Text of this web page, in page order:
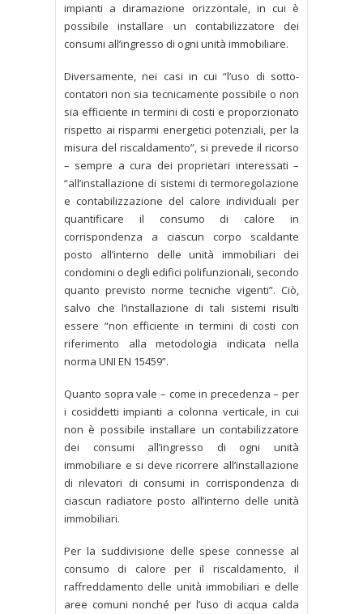
impianti a diramazione orizzontale, in cui è
possibile installare un contabilizzatore dei
consumi all’ingresso di ogni unità immobiliare.
Diversamente, nei casi in cui “l’uso di sotto-
contatori non sia tecnicamente possibile o non
sia efficiente in termini di costi e proporzionato
rispetto ai risparmi energetici potenziali, per la
misura del riscaldamento”, si prevede il ricorso
– sempre a cura dei proprietari interessati –
“all’installazione di sistemi di termoregolazione
e contabilizzazione del calore individuali per
quantificare il consumo di calore in
corrispondenza a ciascun corpo scaldante
posto all’interno delle unità immobiliari dei
condomini o degli edifici polifunzionali, secondo
quanto previsto norme tecniche vigenti”. Ciò,
salvo che l’installazione di tali sistemi risulti
essere “non efficiente in termini di costi con
riferimento alla metodologia indicata nella
norma UNI EN 15459”.
Quanto sopra vale – come in precedenza – per
i cosiddetti impianti a colonna verticale, in cui
non è possibile installare un contabilizzatore
dei consumi all’ingresso di ogni unità
immobiliare e si deve ricorrere all’installazione
di rilevatori di consumi in corrispondenza di
ciascun radiatore posto all’interno delle unità
immobiliari.
Per la suddivisione delle spese connesse al
consumo di calore per il riscaldamento, il
raffreddamento delle unità immobiliari e delle
aree comuni nonché per l’uso di acqua calda